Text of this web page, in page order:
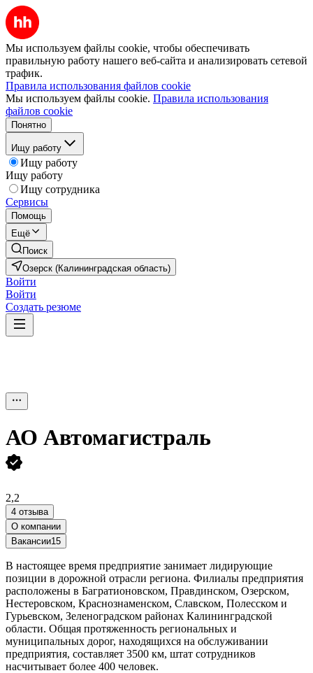
Мы используем файлы cookie, чтобы обеспечивать
правильную работу нашего веб-сайта и анализировать сетевой
трафик.
Правила использования файлов cookie
Мы используем файлы cookie. Правила использования
файлов cookie
Понятно
Ищу работу
Ищу работу
Ищу работу
Ищу сотрудника
Сервисы
Помощь
Ещё
Поиск
Озерск (Калининградская область)
Войти
Войти
Создать резюме
АО Автомагистраль
2,2
4 отзыва
О компании
Вакансии15
В настоящее время предприятие занимает лидирующие
позиции в дорожной отрасли региона. Филиалы предприятия
расположены в Багратионовском, Правдинском, Озерском,
Нестеровском, Краснознаменском, Славском, Полесском и
Гурьевском, Зеленоградском районах Калининградской
области. Общая протяженность региональных и
муниципальных дорог, находящихся на обслуживании
предприятия, составляет 3500 км, штат сотрудников
насчитывает более 400 человек.